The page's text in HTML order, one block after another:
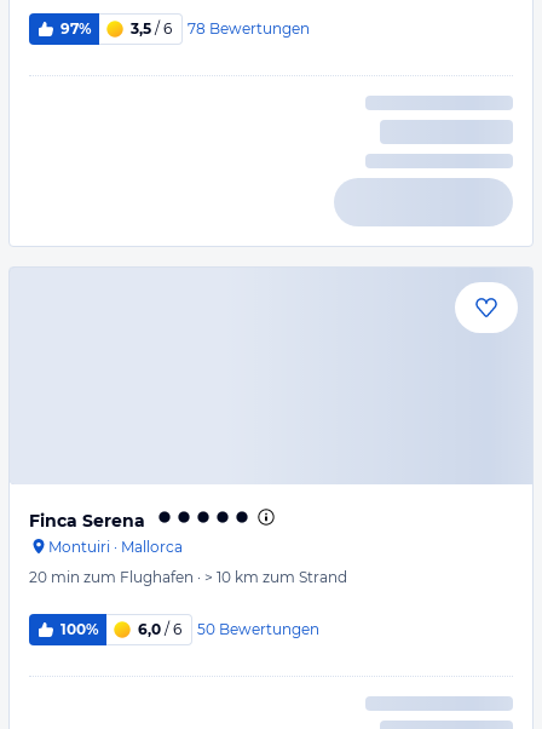
97% 3,5 / 6 78 Bewertungen
Finca Serena
Montuiri · Mallorca
20 min zum Flughafen · > 10 km zum Strand
100% 6,0 / 6 50 Bewertungen